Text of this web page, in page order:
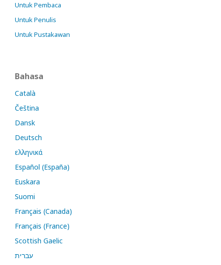
Untuk Pembaca
Untuk Penulis
Untuk Pustakawan
Bahasa
Català
Čeština
Dansk
Deutsch
ελληνικά
Español (España)
Euskara
Suomi
Français (Canada)
Français (France)
Scottish Gaelic
עברית